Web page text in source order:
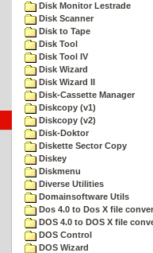
Disk Monitor Lestrade
Disk Scanner
Disk to Tape
Disk Tool
Disk Tool IV
Disk Wizard
Disk Wizard II
Disk-Cassette Manager
Diskcopy (v1)
Diskcopy (v2)
Disk-Doktor
Diskette Sector Copy
Diskey
Diskmenu
Diverse Utilities
Domainsoftware Utils
Dos 4.0 to Dos X file
DOS 4.0 to DOS X file
DOS Control
DOS Wizard